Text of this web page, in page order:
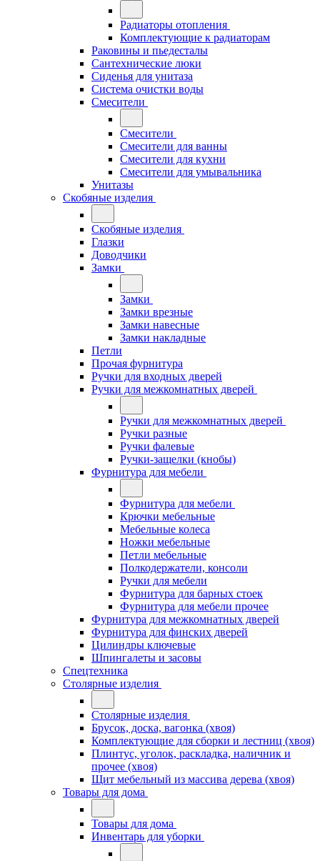
Радиаторы отопления
Комплектующие к радиаторам
Раковины и пьедесталы
Сантехнические люки
Сиденья для унитаза
Система очистки воды
Смесители
Смесители
Смесители для ванны
Смесители для кухни
Смесители для умывальника
Унитазы
Скобяные изделия
Скобяные изделия
Глазки
Доводчики
Замки
Замки
Замки врезные
Замки навесные
Замки накладные
Петли
Прочая фурнитура
Ручки для входных дверей
Ручки для межкомнатных дверей
Ручки для межкомнатных дверей
Ручки разные
Ручки фалевые
Ручки-защелки (кнобы)
Фурнитура для мебели
Фурнитура для мебели
Крючки мебельные
Мебельные колеса
Ножки мебельные
Петли мебельные
Полкодержатели, консоли
Ручки для мебели
Фурнитура для барных стоек
Фурнитура для мебели прочее
Фурнитура для межкомнатных дверей
Фурнитура для финских дверей
Цилиндры ключевые
Шпингалеты и засовы
Спецтехника
Столярные изделия
Столярные изделия
Брусок, доска, вагонка (хвоя)
Комплектующие для сборки и лестниц (хвоя)
Плинтус, уголок, раскладка, наличник и
прочее (хвоя)
Щит мебельный из массива дерева (хвоя)
Товары для дома
Товары для дома
Инвентарь для уборки